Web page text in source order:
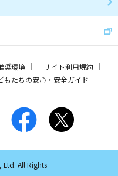
奨環境
サイト利用規約
もたちの安心・安全ガイド
All Rights